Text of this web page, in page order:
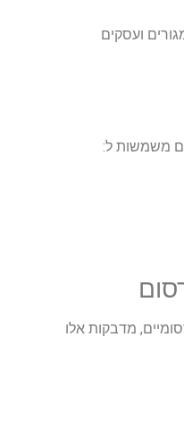
ועסקים
משמשות ל:
מדבקות אלו